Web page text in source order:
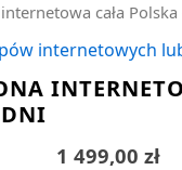
cała
internetowych
1 499,00 zł